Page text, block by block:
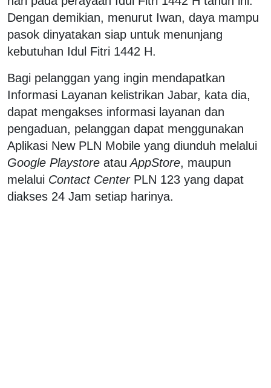
Dengan demikian, menurut Iwan, daya mampu
pasok dinyatakan siap untuk menunjang
kebutuhan Idul Fitri 1442 H.
Bagi pelanggan yang ingin mendapatkan
Informasi Layanan kelistrikan Jabar, kata dia,
dapat mengakses informasi layanan dan
pengaduan, pelanggan dapat menggunakan
Aplikasi New PLN Mobile yang diunduh melalui
Google Playstore atau AppStore, maupun
melalui Contact CenterPLN 123 yang dapat
diakses 24 Jam setiap harinya.